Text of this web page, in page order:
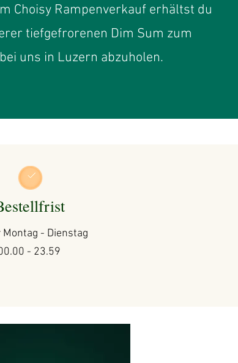
Choisy Rampenverkauf erhältst du
tiefgefrorenen Dim Sum zum
uns in Luzern abzuholen.
Montag - Dienstag
- 23.59